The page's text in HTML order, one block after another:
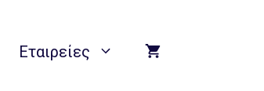
Εταιρείες